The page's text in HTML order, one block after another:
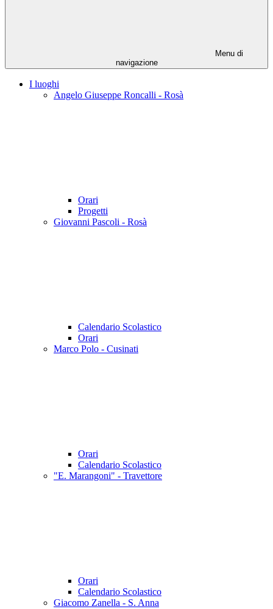
Menu di
navigazione
I luoghi
Angelo Giuseppe Roncalli - Rosà
Orari
Progetti
Giovanni Pascoli - Rosà
Calendario Scolastico
Orari
Marco Polo - Cusinati
Orari
Calendario Scolastico
"E. Marangoni" - Travettore
Orari
Calendario Scolastico
Giacomo Zanella - S. Anna